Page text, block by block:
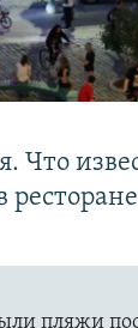
Что